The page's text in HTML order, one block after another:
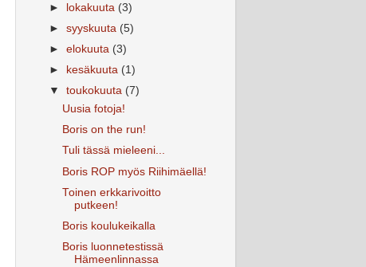
►
lokakuuta (3)
► syyskuuta (5)
► elokuuta (3)
►
kesäkuuta (1)
▼ toukokuuta (7)
Uusia fotoja!
Boris on the run!
Tuli tässä mieleeni...
Boris ROP myös Riihimäellä!
Toinen erkkarivoitto
putkeen!
Boris koulukeikalla
Boris luonnetestissä
Hämeenlinnassa